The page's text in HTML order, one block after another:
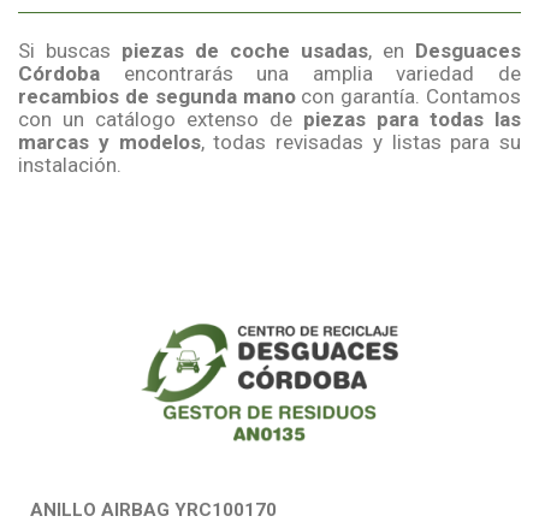
Si buscas piezas de coche usadas, en Desguaces
Córdoba encontrarás una amplia variedad de
recambios de segunda manocon garantía. Contamos
con un catálogo extenso de piezas para todas las
marcas y modelos, todas revisadas y listas para su
instalación.
ANILLO AIRBAG YRC100170